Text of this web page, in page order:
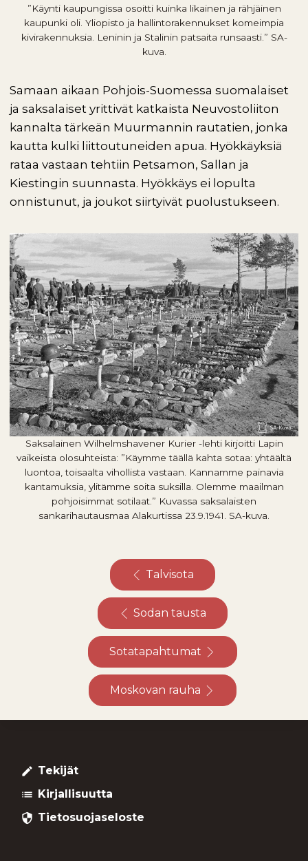
”Käynti kaupungissa osoitti kuinka likainen ja rähjäinen
kaupunki oli. Yliopisto ja hallintorakennukset komeimpia
kivirakennuksia. Leninin ja Stalinin patsaita runsaasti.” SA-
kuva.
Samaan aikaan Pohjois-Suomessa suomalaiset
ja saksalaiset yrittivät katkaista Neuvostoliiton
kannalta tärkeän Muurmannin rautatien, jonka
kautta kulki liittoutuneiden apua. Hyökkäyksiä
rataa vastaan tehtiin Petsamon, Sallan ja
Kiestingin suunnasta. Hyökkäys ei lopulta
onnistunut, ja joukot siirtyivät puolustukseen.
Saksalainen Wilhelmshavener Kurier -lehti kirjoitti Lapin
vaikeista olosuhteista: ”Käymme täällä kahta sotaa: yhtäältä
luontoa, toisaalta vihollista vastaan. Kannamme painavia
kantamuksia, ylitämme soita suksilla. Olemme maailman
pohjoisimmat sotilaat.” Kuvassa saksalaisten
sankarihautausmaa Alakurtissa 23.9.1941. SA-kuva.
Talvisota
Sodan tausta
Sotatapahtumat
Moskovan rauha
create Tekijät
list Kirjallisuutta
security Tietosuojaseloste